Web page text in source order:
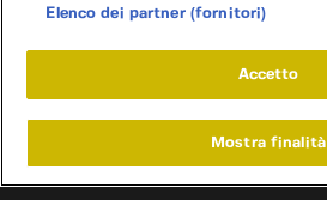
Elenco dei partner (fornitori)
Accetto
Mostra finalità